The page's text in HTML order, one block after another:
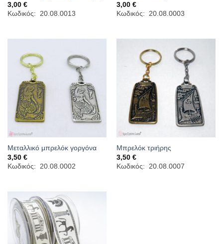
3,00 €
Κωδικός: 20.08.0013
3,00 €
Κωδικός: 20.08.0003
Μεταλλικό μπρελόκ γοργόνα
3,50 €
Κωδικός: 20.08.0002
Μπρελόκ τριήρης
3,50 €
Κωδικός: 20.08.0007